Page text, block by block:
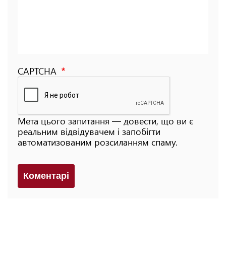
CAPTCHA
Мета цього запитання — довести, що ви є
реальним відвідувачем і запобігти
автоматизованим розсиланням спаму.
Коментарi